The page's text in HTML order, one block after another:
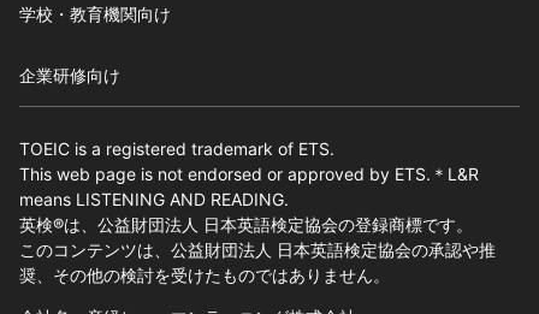
学校・教育機関向け
企業研修向け
TOEIC is a registered trademark of ETS.
This web page is not endorsed or approved by ETS.＊L&R
means LISTENING AND READING.
英検®は、公益財団法人 日本英語検定協会の登録商標です。
このコンテンツは、公益財団法人 日本英語検定協会の承認や推
奨、その他の検討を受けたものではありません。